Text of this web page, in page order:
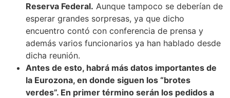
Reserva Federal. Aunque tampoco se deberían de
esperar grandes sorpresas, ya que dicho
encuentro contó con conferencia de prensa y
además varios funcionarios ya han hablado desde
dicha reunión.
Antes de esto, habrá más datos importantes de
la Eurozona, en donde siguen los “brotes
verdes”. En primer término serán los pedidos a